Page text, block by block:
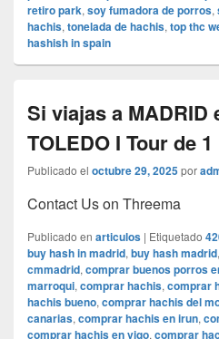
retiro park, soy fumadora de porros,
hachis, tonelada de hachis, top thc
hashish in spain
Si viajas a MADRID
TOLEDO I Tour de
Publicado el octubre 29, 2025por
Contact Us on Threema
Publicado en articulos | Etiquetado
buy hash in madrid, buy hash madrid,
cmmadrid, comprar buenos porros
marroqui, comprar hachis, comprar
hachis bueno, comprar hachis del
canarias, comprar hachis en irun,
comprar hachis en vigo, comprar